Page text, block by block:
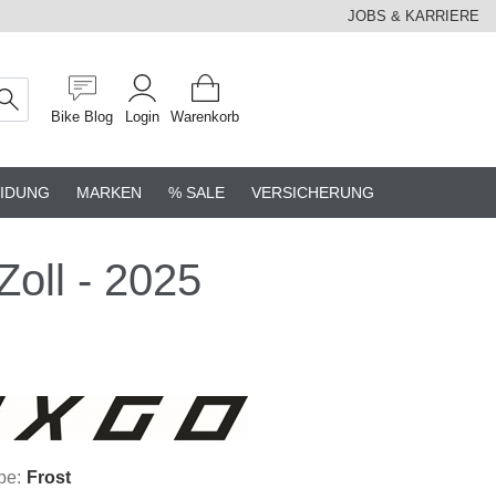
JOBS & KARRIERE
Bike Blog Login Warenkorb
MARKEN % SALE VERSICHERUNG
- 2025
Frost